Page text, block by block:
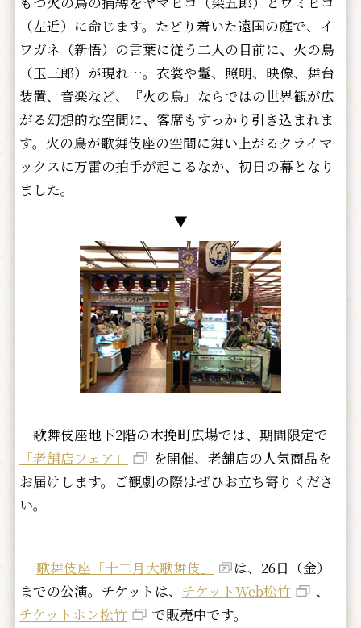
（左近）に命じます。たどり着いた遠国の庭で、イ
ワガネ（新悟）の言葉に従う二人の目前に、火の鳥
（玉三郎）が現れ…。衣裳や鬘、照明、映像、舞台
装置、音楽など、『火の鳥』ならではの世界観が広
がる幻想的な空間に、客席もすっかり引き込まれま
す。火の鳥が歌舞伎座の空間に舞い上がるクライマ
ックスに万雷の拍手が起こるなか、初日の幕となり
ました。
▼
歌舞伎座地下2階の木挽町広場では、期間限定で
「老舗店フェア」
を開催、老舗店の人気商品を
お届けします。ご観劇の際はぜひお立ち寄りくださ
い。
歌舞伎座「十二月大歌舞伎」
は、26日（金）
までの公演。チケットは、 チケットWeb松竹
、
チケットホン松竹
で販売中です。